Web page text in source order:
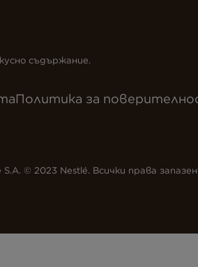
съдържание.
Политика за
© 2023 Nestlé. Всички права